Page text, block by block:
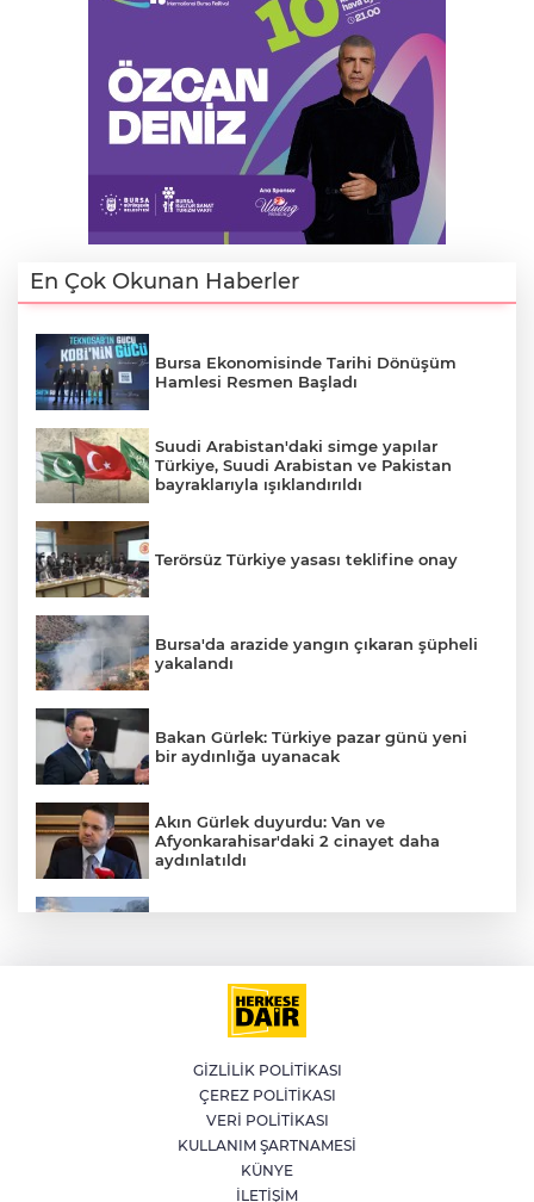
En Çok Okunan Haberler
Bursa Ekonomisinde Tarihi Dönüşüm
Hamlesi Resmen Başladı
Suudi Arabistan'daki simge yapılar
Türkiye, Suudi Arabistan ve Pakistan
bayraklarıyla ışıklandırıldı
Terörsüz Türkiye yasası teklifine onay
Bursa'da arazide yangın çıkaran şüpheli
yakalandı
Bakan Gürlek: Türkiye pazar günü yeni
bir aydınlığa uyanacak
Akın Gürlek duyurdu: Van ve
Afyonkarahisar'daki 2 cinayet daha
aydınlatıldı
İran'dan Müslümanlara kötü niyetli dış
güçlere karşı birleşme çağrısı
Kağıthane'de 104 kilogram uyuşturucu
ele geçirildi
GİZLİLİK POLİTİKASI
ÇEREZ POLİTİKASI
VERİ POLİTİKASI
KULLANIM ŞARTNAMESİ
KÜNYE
İLETİŞİM